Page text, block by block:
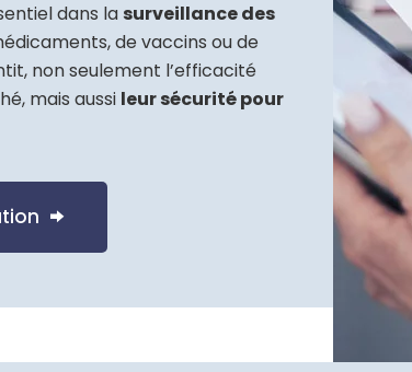
dans la surveillance des
de vaccins ou de
non seulement l’efficacité
mais aussi leur sécurité pour